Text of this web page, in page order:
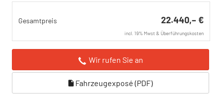
Gesamtpreis 22.440,– €
incl. 19% Mwst & Überführungskosten
Wir rufen Sie an
Fahrzeugexposé (PDF)